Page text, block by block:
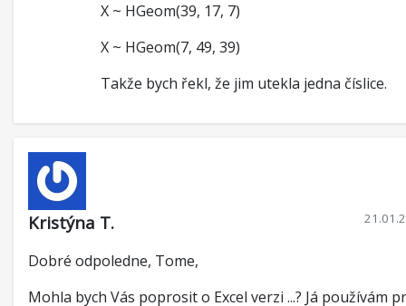
X ~ HGeom(39, 17, 7)
X ~ HGeom(7, 49, 39)
Takže bych řekl, že jim utekla jedna číslice.
Kristýna T.
Dobré odpoledne, Tome,
Mohla bych Vás poprosit o Excel verzi ...? Já používám